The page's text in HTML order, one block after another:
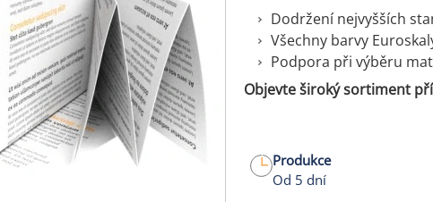
Dodržení nejvyšších
Všechny barvy
Podpora při výběru
Objevte široký sortiment
Produkce
Od 5 dní